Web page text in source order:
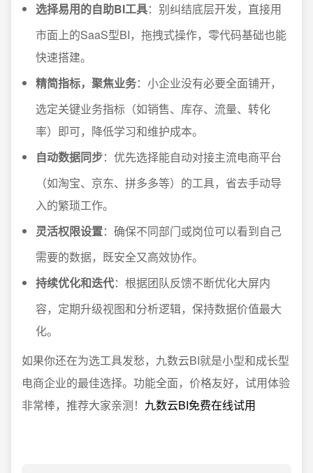
选择易用的自助BI工具：别纠结底层开发，直接用
市面上的SaaS型BI，拖拽式操作，零代码基础也能
快速搭建。
精简指标，聚焦业务：小企业没有必要全面铺开，
选定关键业务指标（如销售、库存、流量、转化
率）即可，降低学习和维护成本。
自动数据同步：优先选择能自动对接主流电商平台
（如淘宝、京东、拼多多等）的工具，省去手动导
入的繁琐工作。
灵活权限设置：确保不同部门或岗位可以看到自己
需要的数据，既安全又高效协作。
持续优化和迭代：根据团队反馈不断优化大屏内
容，定期升级视图和分析逻辑，保持数据价值最大
化。
如果你还在为选工具发愁，九数云BI就是小型和成长型
电商企业的最佳选择。功能全面，价格友好，试用体验
非常棒，推荐大家亲测！ 九数云BI免费在线试用